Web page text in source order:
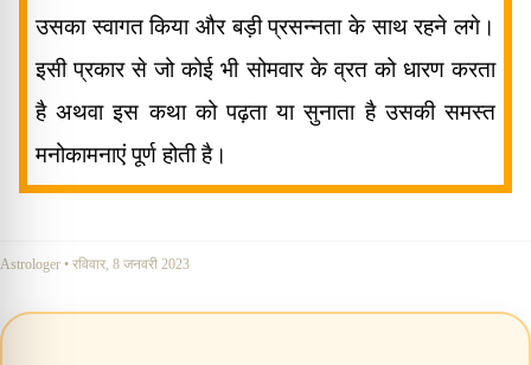
उसका स्वागत किया और बड़ी प्रसन्नता के साथ रहने लगे।
इसी प्रकार से जो कोई भी सोमवार के व्रत को धारण करता
है अथवा इस कथा को पढ़ता या सुनाता है उसकी समस्त
मनोकामनाएं पूर्ण होती है।
Astrologer • रविवार, 8 जनवरी 2023